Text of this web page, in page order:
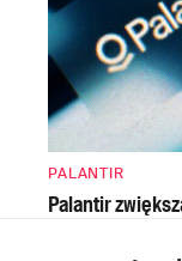
PALANTIR
Palantir